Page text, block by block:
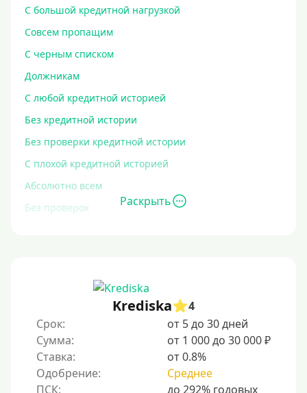
С большой кредитной нагрузкой
Совсем пропащим
С черным списком
Должникам
С любой кредитной историей
Без кредитной истории
Без проверки кредитной истории
С плохой кредитной историей
Абсолютно всем
Без проверок
С просрочками
Залог
Под залог ПТС
Без залога
Раскрыть
Krediska
4
Срок:
от 5 до 30 дней
Сумма:
от 1 000 до 30 000 ₽
Ставка:
от 0.8%
Одобрение:
Среднее